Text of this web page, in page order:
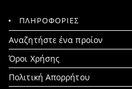
ΠΛΗΡΟΦΟΡΙΕΣ
Αναζητήστε ένα προίον
Search
for:
Όροι Χρήσης
Πολιτική Απορρήτου